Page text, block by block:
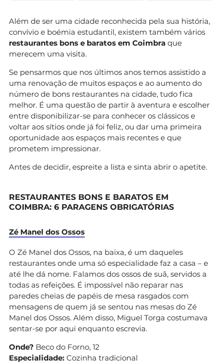
Além de ser uma cidade reconhecida pela sua história,
convívio e boémia estudantil, existem também vários
restaurantes bons e baratos em Coimbra que
merecem uma visita.
Se pensarmos que nos últimos anos temos assistido a
uma renovação de muitos espaços e ao aumento do
número de bons restaurantes na cidade, tudo fica
melhor. É uma questão de partir à aventura e escolher
entre disponibilizar-se para conhecer os clássicos e
voltar aos sítios onde já foi feliz, ou dar uma primeira
oportunidade aos espaços mais recentes e que
prometem impressionar.
Antes de decidir, espreite a lista e sinta abrir o apetite.
RESTAURANTES BONS E BARATOS EM
COIMBRA: 6 PARAGENS OBRIGATÓRIAS
Zé Manel dos Ossos
O Zé Manel dos Ossos, na baixa, é um daqueles
restaurantes onde uma só especialidade faz a casa – e
até lhe dá nome. Falamos dos ossos de suã, servidos a
todas as refeições. É impossível não reparar nas
paredes cheias de papéis de mesa rasgados com
mensagens de quem já se sentou nas mesas do Zé
Manel dos Ossos. Além disso, Miguel Torga costumava
sentar-se por aqui enquanto escrevia.
Onde? Beco do Forno, 12
Especialidade: Cozinha tradicional